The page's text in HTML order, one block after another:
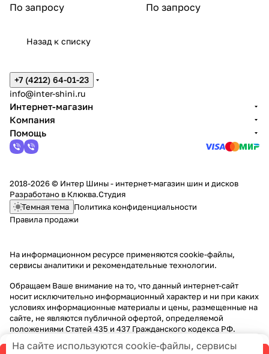
По запросу По запросу
Назад к списку
+7 (4212) 64-01-23
info@inter-shini.ru
Интернет-магазин
Компания
Помощь
2018-2026 © Интер Шины - интернет-магазин шин и дисков
Разработано в Клюква.Студия
Темная тема Политика конфиденциальности
Правила продажи
На информационном ресурсе применяютсяcookie-файлы,
сервисы аналитики и рекомендательные технологии.
Обращаем Ваше внимание на то, что данный интернет-сайт
носит исключительно информационный характер и ни при каких
условиях информационные материалы и цены, размещенные на
сайте, не являются публичной офертой, определяемой
положениями Статей 435 и 437 Гражданского кодекса РФ.
На сайте используются cookie-файлы, сервисы